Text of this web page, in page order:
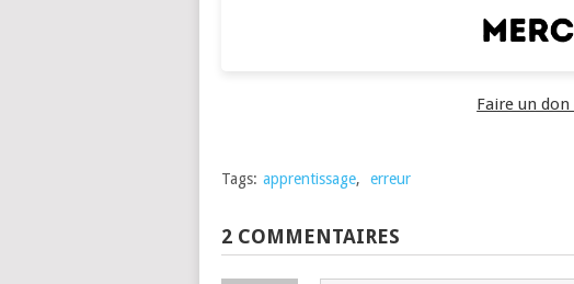
Faire un
Tags: apprentissage, erreur
2 COMMENTAIRES